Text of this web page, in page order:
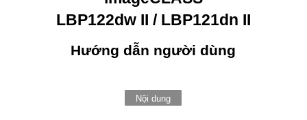
LBP122dw II / LBP121dn II
Hướng dẫn người dùng
Nội dung